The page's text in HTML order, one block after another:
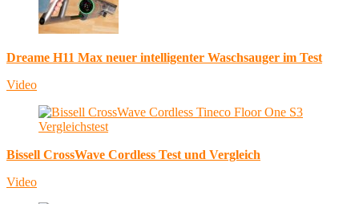
Dreame H11 Max neuer intelligenter Waschsauger im Test
Video
Bissell CrossWave Cordless Test und Vergleich
Video